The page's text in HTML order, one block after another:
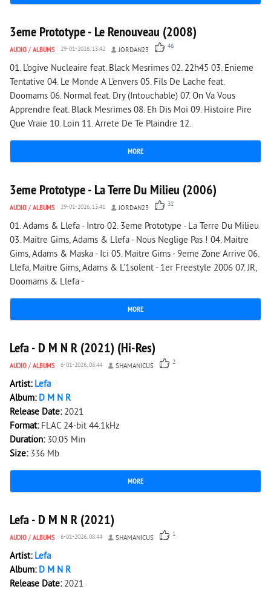
24 513 0
3eme Prototype - Le Renouveau (2008)
AUDIO / ALBUMS 29-01-2026, 13:42 JORDAN23 46
01. L'ogive Nucleaire feat. Black Mesrimes 02. 22h45 03. Enieme
Tentative 04. Le Monde A L'envers 05. Fils De Lache feat.
Doomams 06. Normal feat. Dry (Intouchable) 07. On Va Vous
Apprendre feat. Black Mesrimes 08. Eh Dis Moi 09. Histoire Pire
Que Vraie 10. Loin 11. Arrete De Te Plaindre 12.
MORE
18 640 0
3eme Prototype - La Terre Du Milieu (2006)
AUDIO / ALBUMS 29-01-2026, 13:41 JORDAN23 32
01. Adams & Llefa - Intro 02. 3eme Prototype - La Terre Du Milieu
03. Maitre Gims, Adams & Llefa - Nous Neglige Pas ! 04. Maitre
Gims, Adams & Maska - Ici 05. Maitre Gims - 9eme Zone Arrive 06.
Llefa, Maitre Gims, Adams & L'1solent - 1er Freestyle 2006 07. JR,
Doomams & Llefa -
MORE
1 798 0
Lefa - D M N R (2021) (Hi-Res)
AUDIO / ALBUMS 6-01-2026, 08:44 SHAMANICUS 2
Artist: Lefa
Album: D M N R
Release Date: 2021
Format: FLAC 24-bit 44.1kHz
Duration: 30:05 Min
Size: 336 Mb
MORE
2 743 0
Lefa - D M N R (2021)
AUDIO / ALBUMS 6-01-2026, 08:44 SHAMANICUS 1
Artist: Lefa
Album: D M N R
Release Date: 2021